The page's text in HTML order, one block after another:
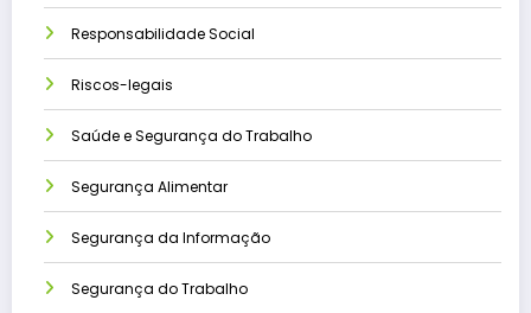
Responsabilidade Social
Riscos-legais
Saúde e Segurança do Trabalho
Segurança Alimentar
Segurança da Informação
Segurança do Trabalho